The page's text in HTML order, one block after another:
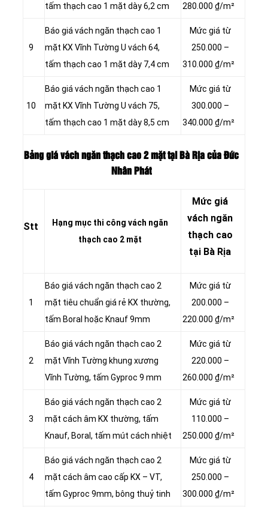
tấm thạch cao 1 mặt dày 6,2 cm
280.000 ₫/m²
9
Báo giá vách ngăn thạch cao 1
mặt KX Vĩnh Tường U vách 64,
tấm thạch cao 1 mặt dày 7,4 cm
Mức giá từ
250.000 –
310.000 ₫/m²
10
Báo giá vách ngăn thạch cao 1
mặt KX Vĩnh Tường U vách 75,
tấm thạch cao 1 mặt dày 8,5 cm
Mức giá từ
300.000 –
340.000 ₫/m²
Bảng giá vách ngăn thạch cao 2 mặt tại Bà Rịa của Đức
Nhân Phát
Stt
Hạng mục thi công vách ngăn
thạch cao 2 mặt
Mức giá
vách ngăn
thạch cao
tại Bà Rịa
1
Báo giá vách ngăn thạch cao 2
mặt tiêu chuẩn giá rẻ KX thường,
tấm Boral hoặc Knauf 9mm
Mức giá từ
200.000 –
220.000 ₫/m²
2
Báo giá vách ngăn thạch cao 2
mặt Vĩnh Tường khung xương
Vĩnh Tường, tấm Gyproc 9 mm
Mức giá từ
220.000 –
260.000 ₫/m²
3
Báo giá vách ngăn thạch cao 2
mặt cách âm KX thường, tấm
Knauf, Boral, tấm mút cách nhiệt
Mức giá từ
110.000 –
250.000 ₫/m²
4
Báo giá vách ngăn thạch cao 2
mặt cách âm cao cấp KX – VT,
tấm Gyproc 9mm, bông thuỷ tinh
Mức giá từ
250.000 –
300.000 ₫/m²